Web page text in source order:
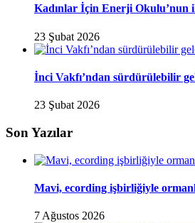
Kadınlar İçin Enerji Okulu’nun
23 Şubat 2026
İnci Vakfı’ndan sürdürülebilir
23 Şubat 2026
Son Yazılar
Mavi, ecording işbirliğiyle
7 Ağustos 2026